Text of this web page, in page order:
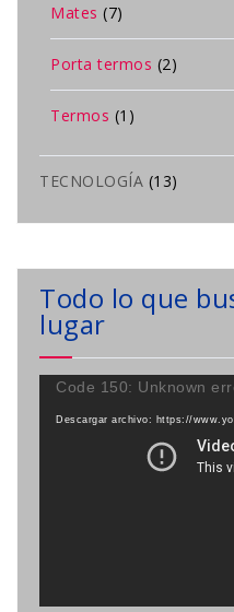
Mates (7)
Porta termos (2)
Termos (1)
TECNOLOGÍA (13)
Todo lo que
lugar
Reproductor
vídeo
Code 150: Unknown
Descargar archivo: https://